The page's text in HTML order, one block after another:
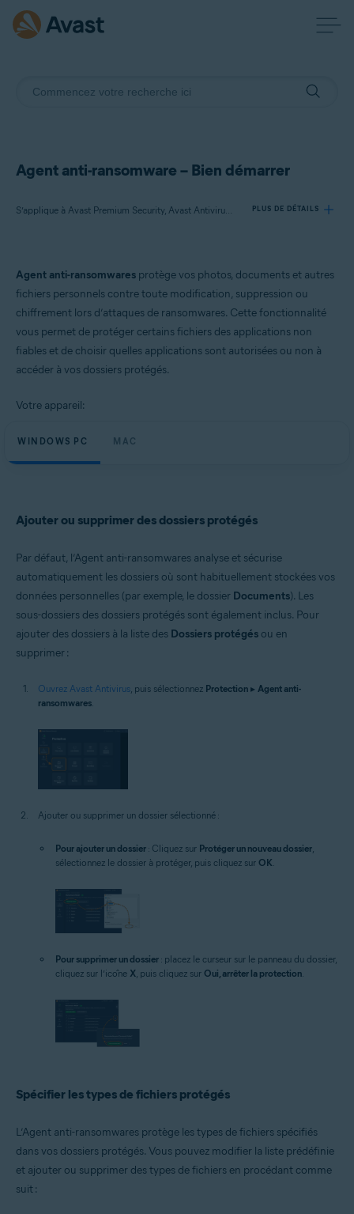
Agent anti-ransomware – Bien démarrer
S’applique à Avast Premium Security, Avast Antivirus Gratuit PLUS DE DÉTAILS
Produits:
Avast Premium Security
Systèmes d'exploitation:
Agent anti-ransomwares protège vos photos, documents et autres
fichiers personnels contre toute modification, suppression ou
chiffrement lors d’attaques de ransomwares. Cette fonctionnalité
vous permet de protéger certains fichiers des applications non
fiables et de choisir quelles applications sont autorisées ou non à
accéder à vos dossiers protégés.
Votre appareil:
WINDOWS PC MAC
Ajouter ou supprimer des dossiers protégés
Par défaut, l’Agent anti-ransomwares analyse et sécurise
automatiquement les dossiers où sont habituellement stockées vos
données personnelles (par exemple, le dossier Documents). Les
sous-dossiers des dossiers protégés sont également inclus. Pour
ajouter des dossiers à la liste des Dossiers protégés ou en
supprimer :
Ouvrez Avast Antivirus, puis sélectionnez Protection ▸ Agent anti-
ransomwares.
Ajouter ou supprimer un dossier sélectionné :
Pour ajouter un dossier : Cliquez sur Protéger un nouveau dossier,
sélectionnez le dossier à protéger, puis cliquez sur OK.
Pour supprimer un dossier : placez le curseur sur le panneau du dossier,
cliquez sur l’icône X, puis cliquez sur Oui, arrêter la protection.
Spécifier les types de fichiers protégés
L’Agent anti-ransomwares protège les types de fichiers spécifiés
dans vos dossiers protégés. Vous pouvez modifier la liste prédéfinie
et ajouter ou supprimer des types de fichiers en procédant comme
suit :